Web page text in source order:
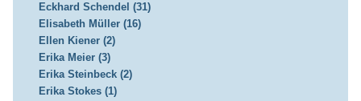
Eckhard Schendel (31)
Elisabeth Müller (16)
Ellen Kiener (2)
Erika Meier (3)
Erika Steinbeck (2)
Erika Stokes (1)